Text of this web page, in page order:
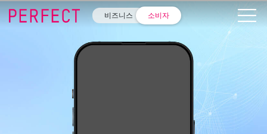
비즈니스 소비자